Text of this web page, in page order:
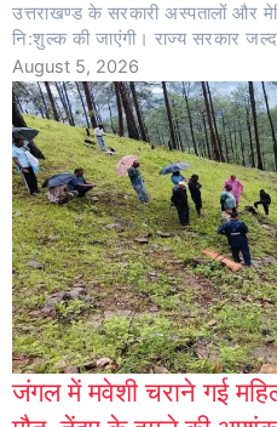
उत्तराखण्ड के सरकारी अस्पतालों और
नि:शुल्क की जाएंगी। राज्य सरकार
August 5, 2026
जंगल में मवेशी चराने गई